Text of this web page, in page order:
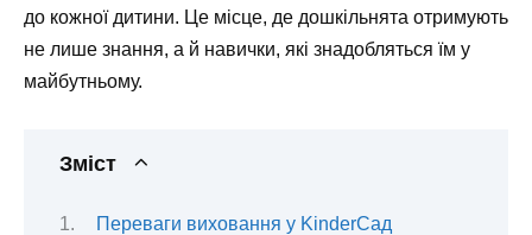
до кожної дитини. Це місце, де дошкільнята отримують
не лише знання, а й навички, які знадобляться їм у
майбутньому.
Зміст
Переваги виховання у KinderСад